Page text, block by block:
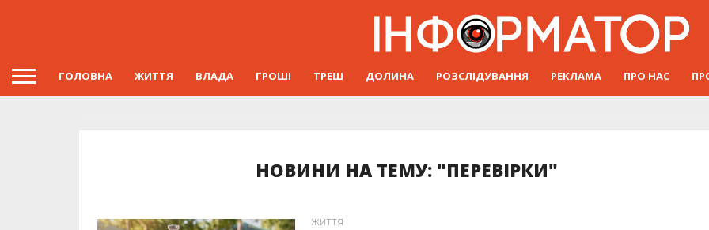
ГОЛОВНА ЖИТТЯ ВЛАДА ГРОШІ ТРЕШ ДОЛИНА РОЗСЛІДУВАННЯ РЕКЛАМА ПРО НАС
НОВИНИ НА ТЕМУ: "ПЕРЕВІРКИ"
ЖИТТЯ